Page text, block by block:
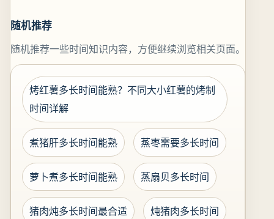
随机推荐
随机推荐一些时间知识内容，方便继续浏览相关页面。
烤红薯多长时间能熟？不同大小红薯的烤制
时间详解
煮猪肝多长时间能熟 蒸枣需要多长时间
萝卜煮多长时间能熟 蒸扇贝多长时间
猪肉炖多长时间最合适 炖猪肉多长时间